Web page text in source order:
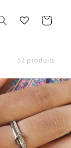
Panier
52 produits